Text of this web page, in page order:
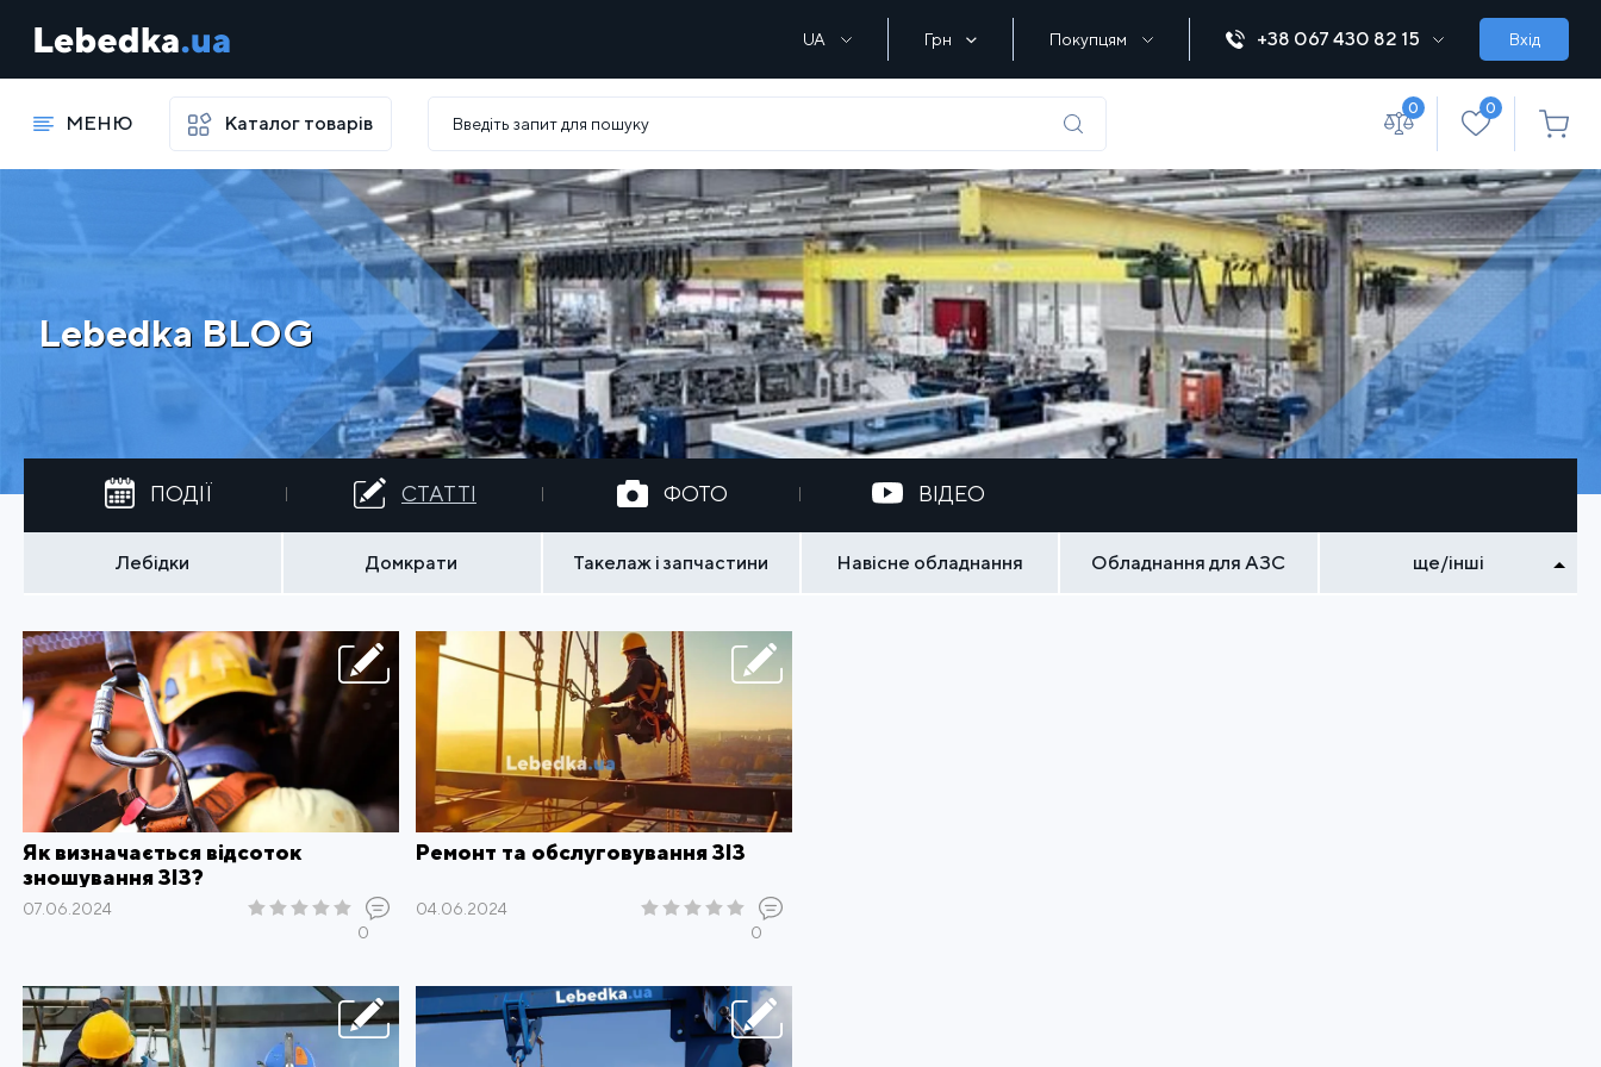
UA Грн Покупцям +38 067 430 82 15
(067) 430 82-15
office@lebedka.ua
Вхід
МЕНЮ Каталог товарів
0 0
Lebedka BLOG
ПОДІЇ СТАТТІ ФОТО ВІДЕО
Лебідки Домкрати Такелаж і запчастини Навісне обладнання Обладнання для АЗС ще/інші
Як визначається відсоток
зношування ЗІЗ?
07.06.2024
0
Ремонт та обслуговування ЗІЗ
04.06.2024
0